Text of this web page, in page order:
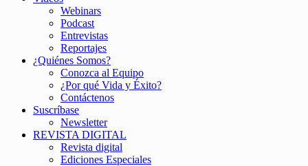
Webinars
Podcast
Entrevistas
Reportajes
¿Quiénes Somos?
Conozca al Equipo
¿Por qué Vida y Éxito?
Contáctenos
Suscríbase
Newsletter
REVISTA DIGITAL
Revista digital
Ediciones Especiales